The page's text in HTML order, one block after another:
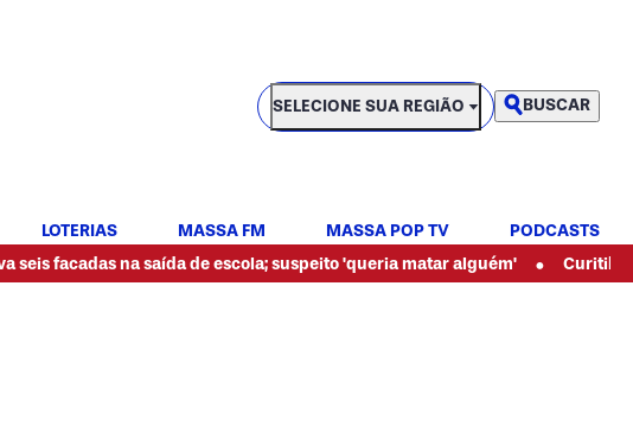
SELECIONE SUA REGIÃO
SELECIONE SUA REGIÃO BUSCAR
LOTERIAS MASSA FM MASSA POP TV
PODCASTS
facadas na saída de escola; suspeito 'queria matar alguém' • Curitiba